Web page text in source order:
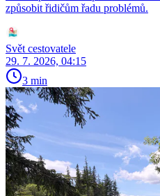
způsobit řidičům řadu problémů.
Svět cestovatele
29. 7. 2026, 04:15
3 min